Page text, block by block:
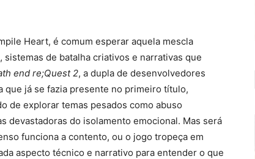
Heart, é comum esperar aquela mescla
de batalha criativos e narrativas que
end re;Quest 2, a dupla de desenvolvedores
já se fazia presente no primeiro título,
de explorar temas pesados como abuso
devastadoras do isolamento emocional. Mas será
funciona a contento, ou o jogo tropeça em
aspecto técnico e narrativo para entender o que